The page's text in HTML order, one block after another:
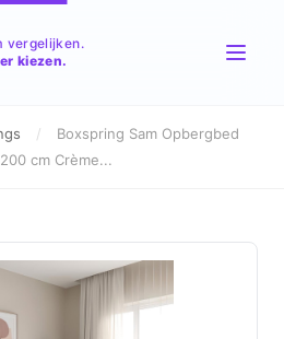
vergelijken.
kiezen.
/
Boxspring Sam Opbergbed
cm Crème...